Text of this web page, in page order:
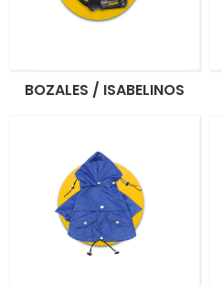
BOZALES / ISABELINOS